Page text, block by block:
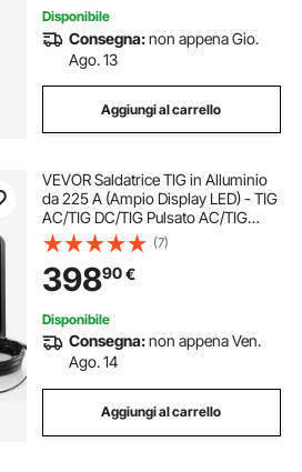
Disponibile
Consegna:non appena Gio.
Ago. 13
Aggiungi al carrello
VEVOR Saldatrice TIG in Alluminio
da 225 A (Ampio Display LED) - TIG
AC/TIG DC/TIG Pulsato AC/TIG
Pulsato DC/TIG a Punti/MMA (Stick),
Saldatrice a Doppia Tensione
110/220 V con Inverter IGBT
(7)
39890€
Disponibile
Consegna:non appena Ven.
Ago. 14
Aggiungi al carrello